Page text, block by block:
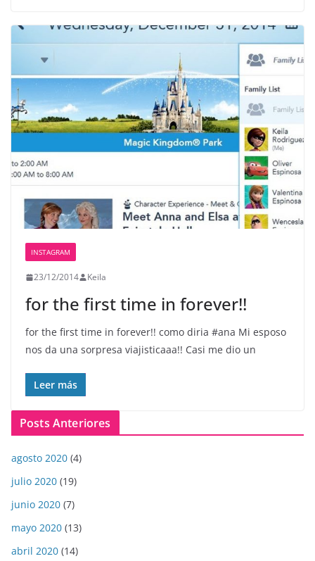
INSTAGRAM
23/12/2014 Keila
for the first time in forever!!
for the first time in forever!! como diria #ana Mi esposo
nos da una sorpresa viajisticaaa!! Casi me dio un
Leer más
Posts Anteriores
agosto 2020 (4)
julio 2020 (19)
junio 2020 (7)
mayo 2020 (13)
abril 2020 (14)